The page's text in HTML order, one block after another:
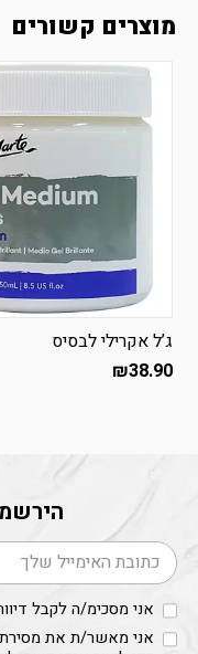
שם המוצר
קדמיום - 090
1912432
שם המוצר
עמוק - 098
מחיר
₪54.90
מק״ט 1912432
שם המוצר
095
מק״ט 1912432
מוצרים קשורים
ג’ל אקרילי לבסיס
₪38.90
דוא׳׳ל
אני מסכימ/ה לקבל
אני מאשר/ת את מסירת